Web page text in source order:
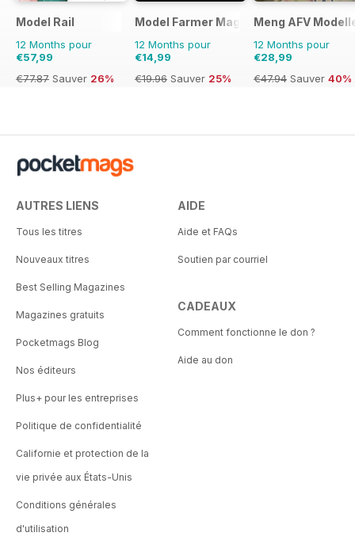
Model Rail
12 Months pour
€57,99
€77.87 Sauver 26%
Model Farmer Magazine
12 Months pour
€14,99
€19.96 Sauver 25%
Meng AFV
12 Months pour
€28,99
€47.94 Sauver 40%
AUTRES LIENS
Tous les titres
Nouveaux titres
Best Selling Magazines
Magazines gratuits
Pocketmags Blog
Nos éditeurs
Plus+ pour les entreprises
Politique de confidentialité
Californie et protection de la
vie privée aux États-Unis
Conditions générales
d'utilisation
AIDE
Aide et FAQs
Soutien par courriel
CADEAUX
Comment fonctionne le don ?
Aide au don